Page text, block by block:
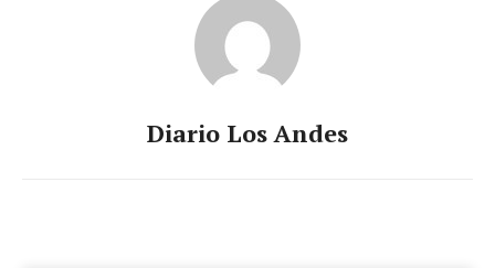
Diario Los Andes